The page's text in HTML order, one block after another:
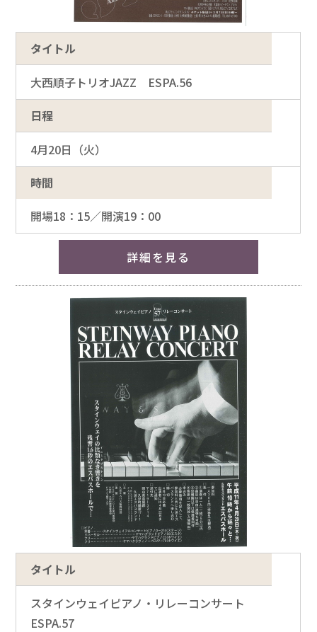
タイトル
大西順子トリオJAZZ ESPA.56
日程
4月20日（火）
時間
開場18：15／開演19：00
詳細を見る
タイトル
スタインウェイピアノ・リレーコンサート
ESPA.57